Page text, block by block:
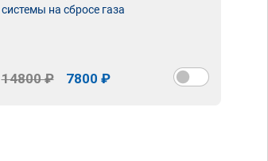
системы на сбросе газа
14800 ₽ 7800 ₽